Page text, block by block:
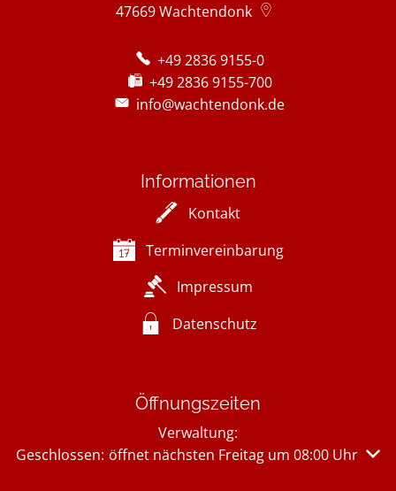
47669Wachtendonk
+49 2836 9155-0
+49 2836 9155-700
info@wachtendonk.de
Informationen
Kontakt
Terminvereinbarung
Impressum
Datenschutz
Öffnungszeiten
Verwaltung:
Klicken, um weitere Öffnungs- oder Schließzeiten
Geschlossen: öffnet nächsten Freitag um 08:00 Uhr